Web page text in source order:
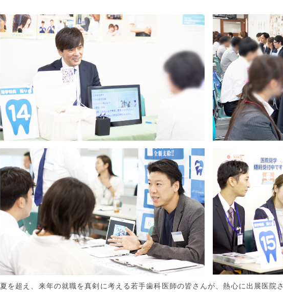
夏を超え、来年の就職を真剣に考える若手歯科医師の皆さんが、熱心に出展医院